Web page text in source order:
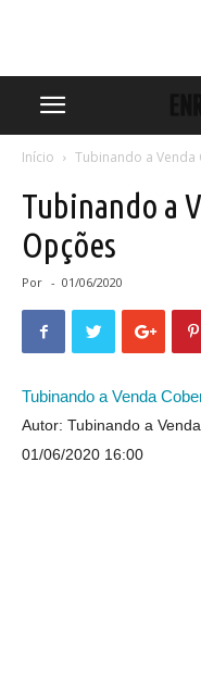
Início Tubinando a
Tubinando a
Opções
Por - 01/06/2020
Tubinando a Venda
Autor: Tubinando a
01/06/2020 16:00